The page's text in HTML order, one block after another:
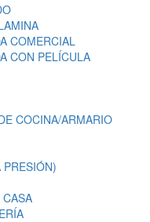
COMERCIAL
CON PELÍCULA
COCINA/ARMARIO
PRESIÓN)